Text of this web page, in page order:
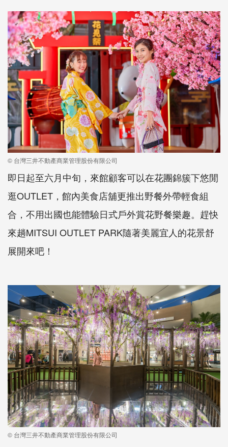
© 台灣三井不動產商業管理股份有限公司
即日起至六月中旬，來館顧客可以在花團錦簇下悠閒
逛OUTLET，館內美食店舖更推出野餐外帶輕食組
合，不用出國也能體驗日式戶外賞花野餐樂趣。趕快
來趟MITSUI OUTLET PARK隨著美麗宜人的花景舒
展開來吧！
© 台灣三井不動產商業管理股份有限公司